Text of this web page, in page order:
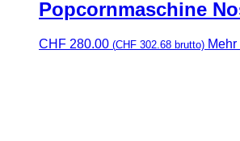
Popcornmaschine
CHF 280.00 (CHF 302.68 brutto)